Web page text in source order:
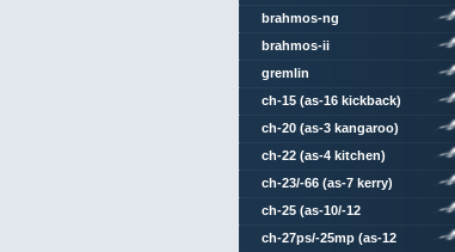
brahmos-ng
brahmos-ii
gremlin
ch-15 (as-16 kickback)
ch-20 (as-3 kangaroo)
ch-22 (as-4 kitchen)
ch-23/-66 (as-7 kerry)
ch-25 (as-10/-12
karen/kegler)
ch-27ps/-25mp (as-12